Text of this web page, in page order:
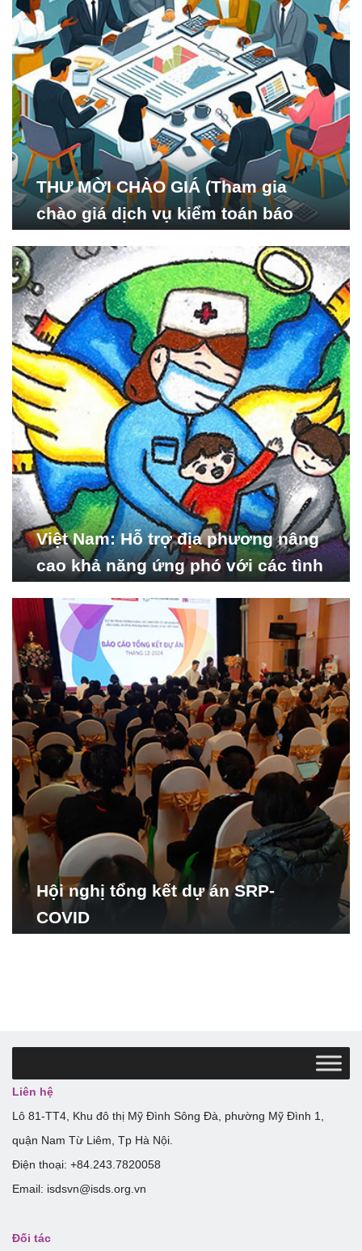
THƯ MỜI CHÀO GIÁ (Tham gia
chào giá dịch vụ kiểm toán báo
Nghiên cứu Phát triển Xã
hội_ISDS)
Việt Nam: Hỗ trợ địa phương nâng
cao khả năng ứng phó với các tình
Hội nghị tổng kết dự án SRP-
COVID
Liên hệ
Lô 81-TT4, Khu đô thị Mỹ Đình Sông Đà, phường Mỹ Đình 1,
quận Nam Từ Liêm, Tp Hà Nội.
Điện thoại: +84.243.7820058
Email: isdsvn@isds.org.vn
Đối tác